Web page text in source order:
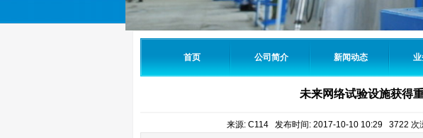
首页 公司简介 新闻动态
未来网络试验设施获得
来源: C114 发布时间: 2017-10-10 10:29 3722